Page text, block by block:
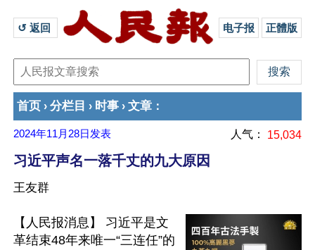
↺ 返回 电子报 正體版
首页 › 分栏目 › 时事 › 文章 ：
2024年11月28日 发表 人气： 15,034
习近平声名一落千丈的九大原因
王友群
【人民报消息】 习近平是文
革结束48年来唯一“三连任”的